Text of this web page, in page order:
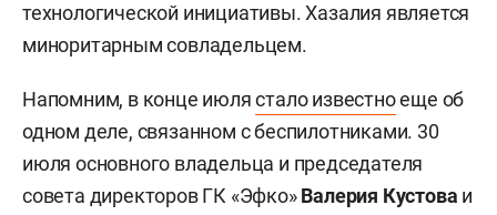
технологической инициативы. Хазалия является
миноритарным совладельцем.
Напомним, в конце июлястало известноеще об
одном деле, связанном с беспилотниками. 30
июля основного владельца и председателя
совета директоров ГК «Эфко»Валерия Кустова и